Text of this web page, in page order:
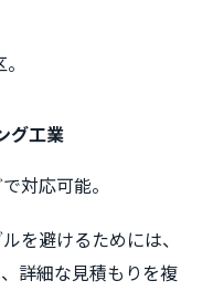
グ工業
対応可能。
を避けるためには、
詳細な見積もりを複